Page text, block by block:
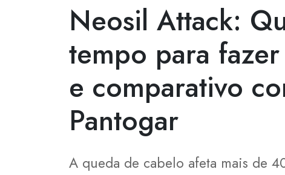
Neosil Attack:
tempo para
e comparativo
Pantogar
A queda de cabelo afeta mais de